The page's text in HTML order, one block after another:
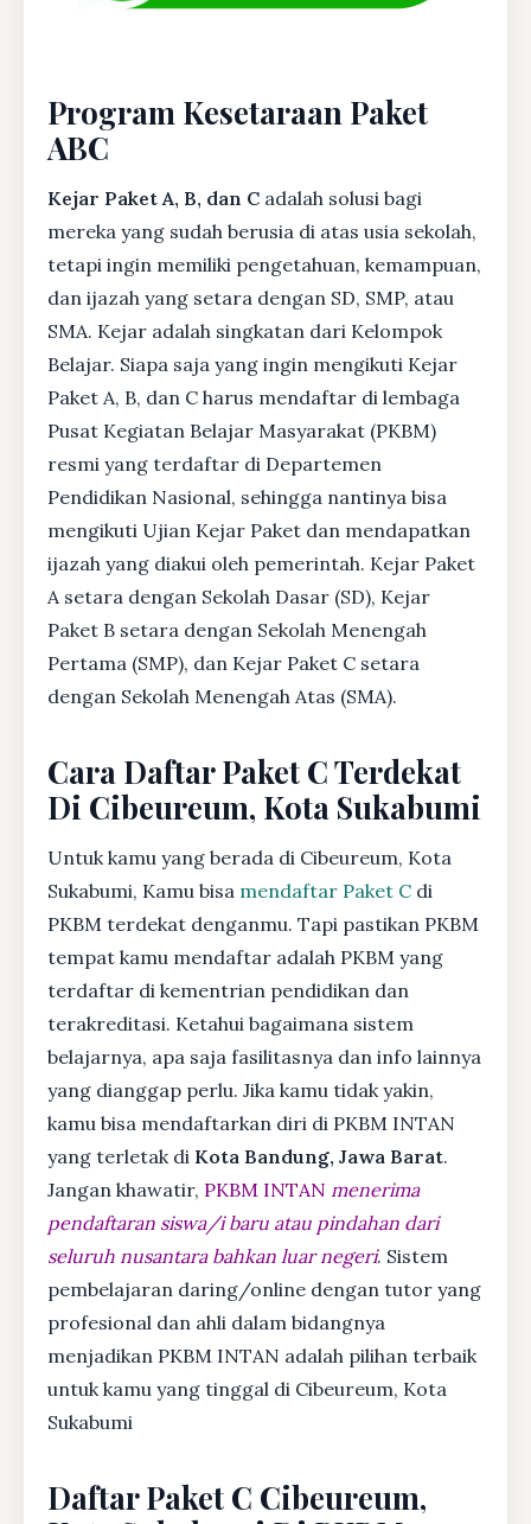
Program Kesetaraan Paket
ABC
Kejar Paket A, B, dan C adalah solusi bagi
mereka yang sudah berusia di atas usia sekolah,
tetapi ingin memiliki pengetahuan, kemampuan,
dan ijazah yang setara dengan SD, SMP, atau
SMA. Kejar adalah singkatan dari Kelompok
Belajar. Siapa saja yang ingin mengikuti Kejar
Paket A, B, dan C harus mendaftar di lembaga
Pusat Kegiatan Belajar Masyarakat (PKBM)
resmi yang terdaftar di Departemen
Pendidikan Nasional, sehingga nantinya bisa
mengikuti Ujian Kejar Paket dan mendapatkan
ijazah yang diakui oleh pemerintah. Kejar Paket
A setara dengan Sekolah Dasar (SD), Kejar
Paket B setara dengan Sekolah Menengah
Pertama (SMP), dan Kejar Paket C setara
dengan Sekolah Menengah Atas (SMA).
Cara Daftar Paket C Terdekat
Di Cibeureum, Kota Sukabumi
Untuk kamu yang berada di Cibeureum, Kota
Sukabumi, Kamu bisa mendaftar Paket C di
PKBM terdekat denganmu. Tapi pastikan PKBM
tempat kamu mendaftar adalah PKBM yang
terdaftar di kementrian pendidikan dan
terakreditasi. Ketahui bagaimana sistem
belajarnya, apa saja fasilitasnya dan info lainnya
yang dianggap perlu. Jika kamu tidak yakin,
kamu bisa mendaftarkan diri di PKBM INTAN
yang terletak di Kota Bandung, Jawa Barat.
Jangan khawatir, PKBM INTAN menerima
pendaftaran siswa/i baru atau pindahan dari
seluruh nusantara bahkan luar negeri. Sistem
pembelajaran daring/online dengan tutor yang
profesional dan ahli dalam bidangnya
menjadikan PKBM INTAN adalah pilihan terbaik
untuk kamu yang tinggal di Cibeureum, Kota
Sukabumi
Daftar Paket C Cibeureum,